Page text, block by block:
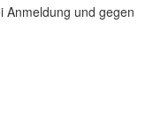
Anmeldung und gegen